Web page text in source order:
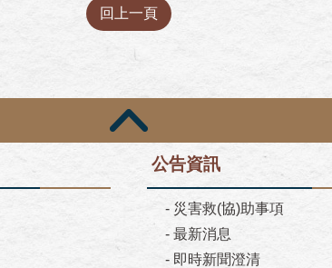
回上一頁
公告資訊
- 災害救(協)助事項
- 最新消息
- 即時新聞澄清